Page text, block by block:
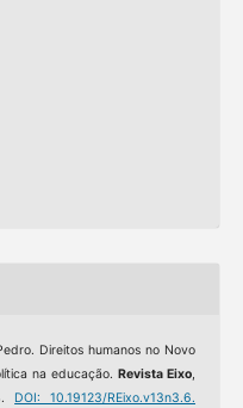
Direitos humanos no Novo
na educação.Revista Eixo,
DOI: 10.19123/REixo.v13n3.6.